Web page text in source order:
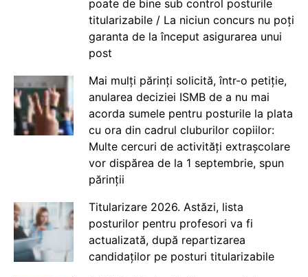
poate de bine sub control posturile
titularizabile / La niciun concurs nu poți
garanta de la început asigurarea unui
post
Mai mulți părinți solicită, într-o petiție,
anularea deciziei ISMB de a nu mai
acorda sumele pentru posturile la plata
cu ora din cadrul cluburilor copiilor:
Multe cercuri de activități extrașcolare
vor dispărea de la 1 septembrie, spun
părinții
Titularizare 2026. Astăzi, lista
posturilor pentru profesori va fi
actualizată, după repartizarea
candidaților pe posturi titularizabile